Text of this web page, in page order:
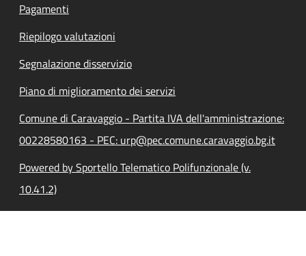
Pagamenti
Riepilogo valutazioni
Segnalazione disservizio
Piano di miglioramento dei servizi
Comune di Caravaggio - Partita IVA dell'amministrazione:
00228580163 - PEC: urp@pec.comune.caravaggio.bg.it
Powered by Sportello Telematico Polifunzionale (v.
10.41.2)